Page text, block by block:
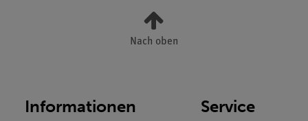
Nach oben
Informationen Service